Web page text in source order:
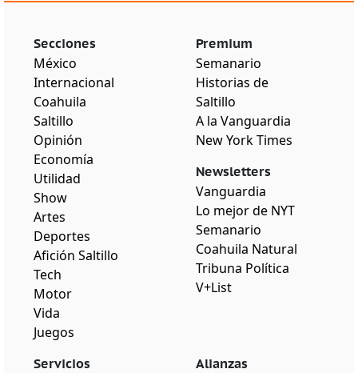
Secciones
México
Internacional
Coahuila
Saltillo
Opinión
Economía
Utilidad
Show
Artes
Deportes
Afición Saltillo
Tech
Motor
Vida
Juegos
Premium
Semanario
Historias de
Saltillo
A la Vanguardia
New York Times
Newsletters
Vanguardia
Lo mejor de NYT
Semanario
Coahuila Natural
Tribuna Política
V+List
Servicios Alianzas